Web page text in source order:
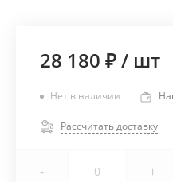
28 180 ₽/ шт
Нет в наличии
Рассчитать доставку
- +